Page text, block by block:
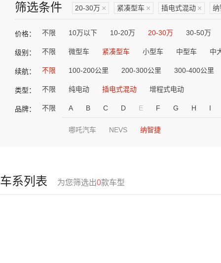
筛选条件 20-30万 × 紧凑型车 × 插电式混动 × 纳
价格： 不限 10万以下 10-20万 20-30万 30-50万
级别： 不限 微型车 紧凑型车 小型车 中型车 中
续航： 不限 100-200公里 200-300公里 300-400公里
类型： 不限 纯电动 插电式混动 增程式电动
品牌： 不限 A B C D E F G H I
哪吒汽车 NEVS 纳智捷
车系列表 为您筛选出0款车型